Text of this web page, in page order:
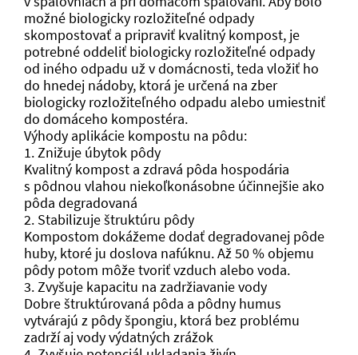
možné biologicky rozložiteľné odpady
skompostovať a pripraviť kvalitný kompost, je
potrebné oddeliť biologicky rozložiteľné odpady
od iného odpadu už v domácnosti, teda vložiť ho
do hnedej nádoby, ktorá je určená na zber
biologicky rozložiteľného odpadu alebo umiestniť
do domáceho kompostéra.
Výhody aplikácie kompostu na pôdu:
1. Znižuje úbytok pôdy
Kvalitný kompost a zdravá pôda hospodária
s pôdnou vlahou niekoľkonásobne účinnejšie ako
pôda degradovaná
2. Stabilizuje štruktúru pôdy
Kompostom dokážeme dodať degradovanej pôde
huby, ktoré ju doslova nafúknu. Až 50 % objemu
pôdy potom môže tvoriť vzduch alebo voda.
3. Zvyšuje kapacitu na zadržiavanie vody
Dobre štruktúrovaná pôda a pôdny humus
vytvárajú z pôdy špongiu, ktorá bez problému
zadrží aj vody výdatných zrážok